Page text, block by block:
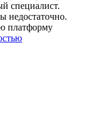
специалист.
недостаточно.
платформу